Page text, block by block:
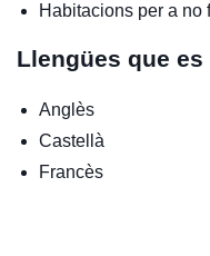
Habitacions per a no
Llengües que es
Anglès
Castellà
Francès